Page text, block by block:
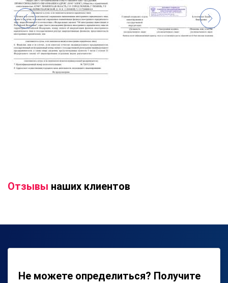
Отзывы наших клиентов
Не можете определиться? Получите